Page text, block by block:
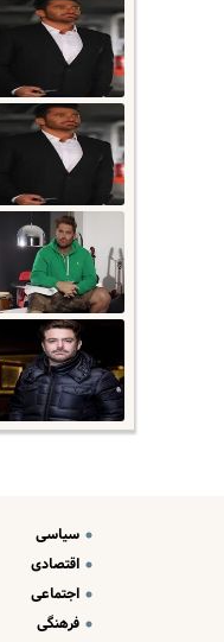
سیاسی
اقتصادی
اجتماعی
فرهنگی